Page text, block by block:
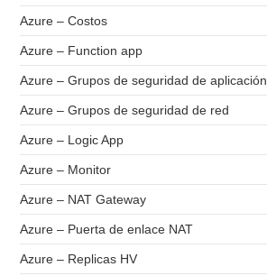
Azure – Costos
Azure – Function app
Azure – Grupos de seguridad de aplicación
Azure – Grupos de seguridad de red
Azure – Logic App
Azure – Monitor
Azure – NAT Gateway
Azure – Puerta de enlace NAT
Azure – Replicas HV